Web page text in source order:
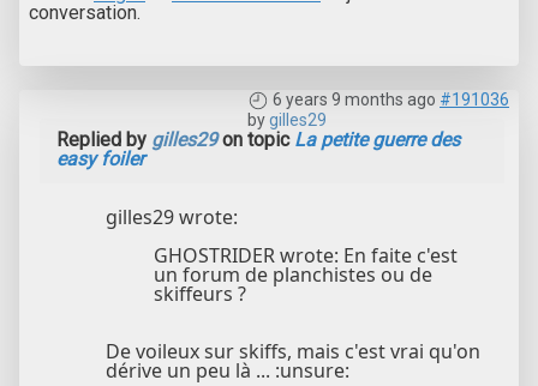
conversation.
6 years 9 months ago #191036
bygilles29
Replied by gilles29on topic La petite guerre des
easy foiler
gilles29 wrote:
GHOSTRIDER wrote: En faite c'est
un forum de planchistes ou de
skiffeurs ?
De voileux sur skiffs, mais c'est vrai qu'on
dérive un peu là ... :unsure: